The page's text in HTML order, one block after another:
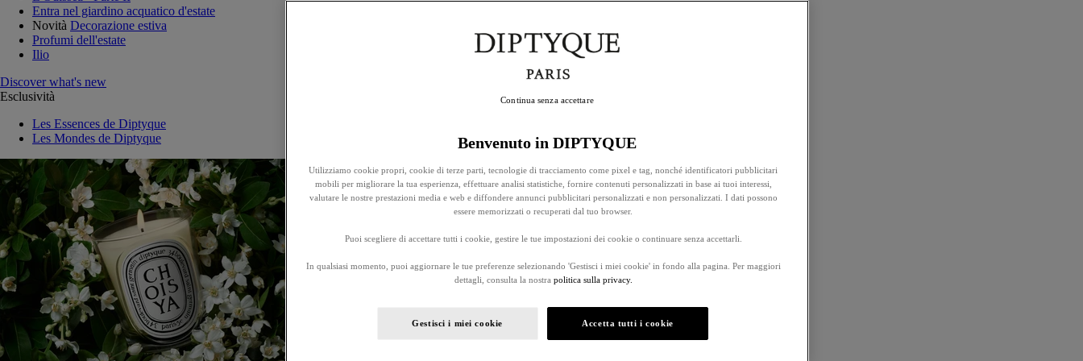
Entra nel giardino acquatico d'estate
Novità Decorazione estiva
Profumi dell'estate
Ilio
Discover what's new
Esclusività
Les Essences de Diptyque
Les Mondes de Diptyque
Benvenuto in DIPTYQUE
Utilizziamo cookie propri, cookie di terze parti, tecnologie di tracciamento come pixel e tag, nonché identificatori pubblicitari
mobili per migliorare la tua esperienza, effettuare analisi statistiche, fornire contenuti personalizzati in base ai tuoi interessi,
valutare le nostre prestazioni media e web e diffondere annunci pubblicitari personalizzati e non personalizzati. I dati possono
essere memorizzati o recuperati dal tuo browser.
Puoi scegliere di accettare tutti i cookie, gestire le tue impostazioni dei cookie o continuare senza accettarli.
In qualsiasi momento, puoi aggiornare le tue preferenze selezionando 'Gestisci i miei cookie' in fondo alla pagina. Per maggiori
dettagli, consulta la nostra politica sulla privacy.
Gestisci i miei cookie Accetta tutti i cookie
Continua senza accettare